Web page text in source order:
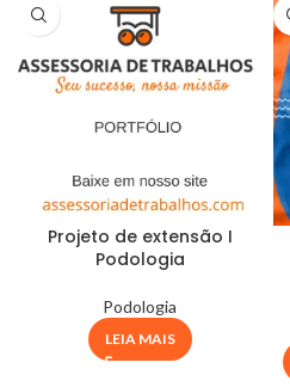
Projeto de extensão I
Podologia
Podologia
LEIA MAIS